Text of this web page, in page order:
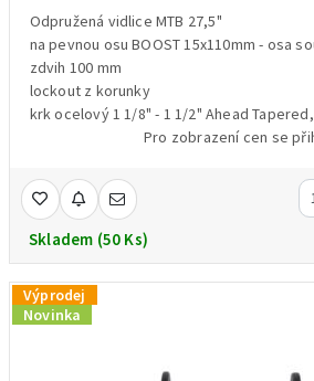
Odpružená vidlice MTB 27,5"
na pevnou osu BOOST 15x110mm - osa
zdvih 100 mm
lockout z korunky
Pouze pro diskové brzdy Post Mount
hmotnost 3421g /váženo
Pro zobrazení cen se
Skladem (50 Ks)
Výprodej
Novinka